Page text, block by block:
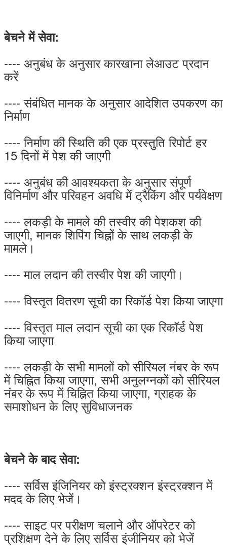
बेचने में सेवा:
---- अनुबंध के अनुसार कारखाना लेआउट प्रदान
करें
---- संबंधित मानक के अनुसार आदेशित उपकरण का
निर्माण
---- निर्माण की स्थिति की एक प्रस्तुति रिपोर्ट हर
15 दिनों में पेश की जाएगी
---- अनुबंध की आवश्यकता के अनुसार संपूर्ण
विनिर्माण और परिवहन अवधि में ट्रैकिंग और पर्यवेक्षण
---- लकड़ी के मामले की तस्वीर की पेशकश की
जाएगी, मानक शिपिंग चिह्नों के साथ लकड़ी के
मामले।
---- माल लदान की तस्वीर पेश की जाएगी।
---- विस्तृत वितरण सूची का रिकॉर्ड पेश किया जाएगा
---- विस्तृत माल लदान सूची का एक रिकॉर्ड पेश
किया जाएगा
---- लकड़ी के सभी मामलों को सीरियल नंबर के रूप
में चिह्नित किया जाएगा, सभी अनुलग्नकों को सीरियल
नंबर के रूप में चिह्नित किया जाएगा, ग्राहक के
समाशोधन के लिए सुविधाजनक
बेचने के बाद सेवा:
---- सर्विस इंजिनियर को इंस्ट्रक्शन इंस्ट्रक्शन में
मदद के लिए भेजें।
---- साइट पर परीक्षण चलाने और ऑपरेटर को
प्रशिक्षण देने के लिए सर्विस इंजीनियर को भेजें